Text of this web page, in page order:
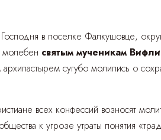
в поселке Фалкушовце,
молебен святым мученикам
сугубо молились о
всех конфессий возносят
к угрозе утраты понятия